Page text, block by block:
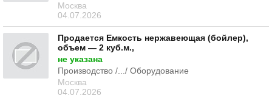
Москва
04.07.2026
Продается Емкость нержавеющая (бойлер),
объем — 2 куб.м.,
не указана
Производство /.../ Оборудование
Москва
04.07.2026